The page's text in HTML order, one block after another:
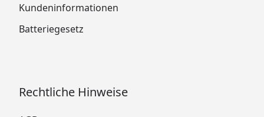
Kundeninformationen
Batteriegesetz
Rechtliche Hinweise